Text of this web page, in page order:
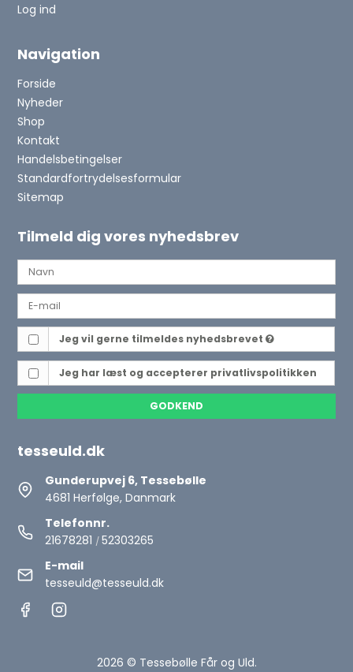
Log ind
Navigation
Forside
Nyheder
Shop
Kontakt
Handelsbetingelser
Standardfortrydelsesformular
Sitemap
Tilmeld dig vores nyhedsbrev
Jeg vil gerne tilmeldes nyhedsbrevet
Jeg har læst og accepterer privatlivspolitikken
GODKEND
tesseuld.dk
Gunderupvej 6, Tessebølle
4681 Herfølge, Danmark
Telefonnr.
21678281 /52303265
E-mail
tesseuld@tesseuld.dk
2026 © Tessebølle Får og Uld.